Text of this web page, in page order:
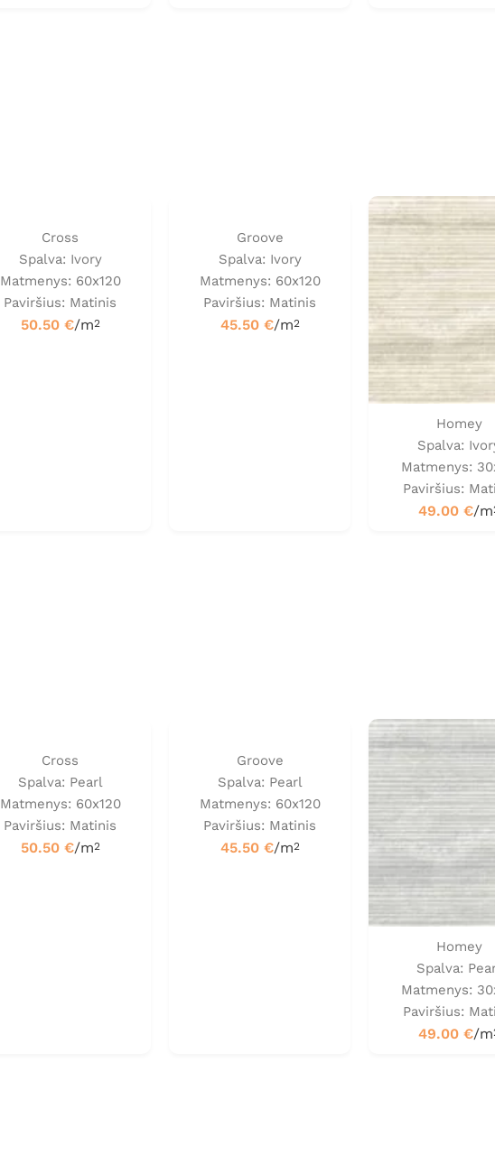
Cross
Spalva: Ivory
Matmenys: 60x120
Paviršius: Matinis
50.50 €/m2
Groove
Spalva: Ivory
Matmenys: 60x120
Paviršius: Matinis
45.50 €/m2
Homey
Spalva:
Matmenys:
Paviršius:
49.00€/m
Cross
Spalva: Pearl
Matmenys: 60x120
Paviršius: Matinis
50.50 €/m2
Groove
Spalva: Pearl
Matmenys: 60x120
Paviršius: Matinis
45.50 €/m2
Homey
Spalva:
Matmenys:
Paviršius:
49.00€/m